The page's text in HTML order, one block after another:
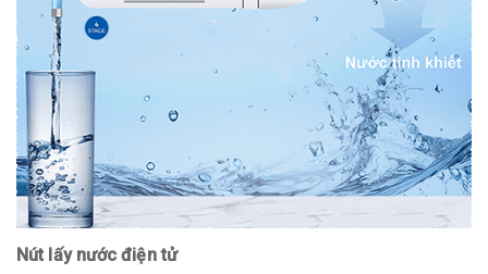
Nút lấy nước điện tử